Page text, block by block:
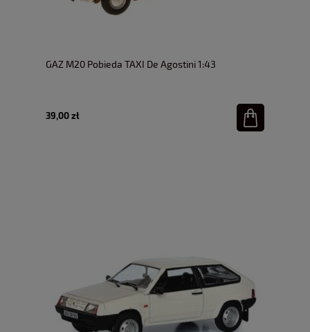
GAZ M20 Pobieda TAXI De Agostini 1:43
39,00 zł